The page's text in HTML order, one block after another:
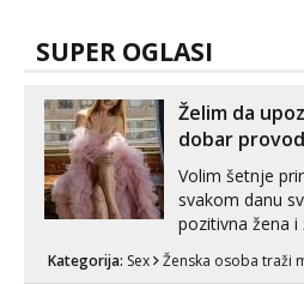
SUPER OGLASI
Želim da
dobar
Volim šetnje
svakom danu
pozitivna žena
može i nešto
Kategorija: Sex Ženska osoba traži